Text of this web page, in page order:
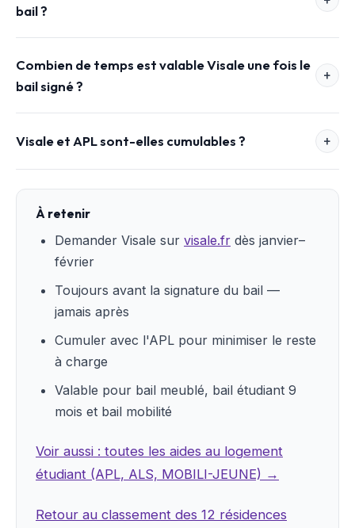
bail ?
Combien de temps est valable Visale une fois le
bail signé ?
Visale et APL sont-elles cumulables ?
À retenir
Demander Visale sur visale.fr dès janvier–
février
Toujours avant la signature du bail —
jamais après
Cumuler avec l'APL pour minimiser le reste
à charge
Valable pour bail meublé, bail étudiant 9
mois et bail mobilité
Voir aussi : toutes les aides au logement
étudiant (APL, ALS, MOBILI-JEUNE) →
Retour au classement des 12 résidences